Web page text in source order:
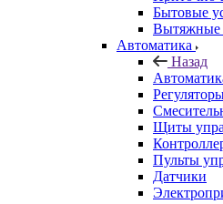
Бытовые
Вытяжные
Автоматика
Назад
Щиты
Пульты
Датчики